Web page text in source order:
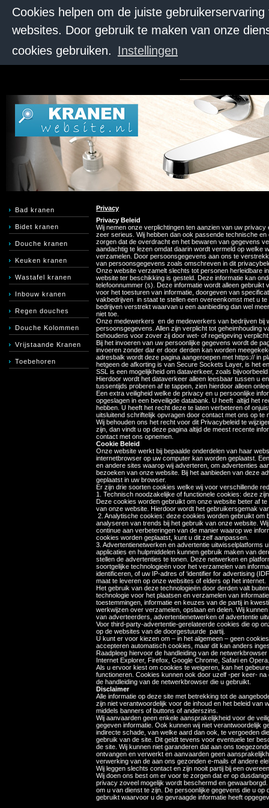
Cookies helpen om de juiste
websites. Door gebruik te maken van onze
cookies gebruiken. Instellingen
Bad kranen
Bidet kranen
Douche kranen
Keuken kranen
Wastafel kranen
Inbouw kranen
Regen douches
Douche Kolommen
Vrijstaande Kranen
Toebehoren
Privacy
Privacy Beleid
Wij nemen onze verplichtingen ten aanzien van uw
zeer serieus. Wij hebben dan ook passende technische
zorgen dat de overdracht en het bewaren van gegevens
aandachtig te lezen omdat daarin wordt vermeld op welke
verzamelen. Door persoonsgegevens aan ons te
van persoonsgegevens zoals omschreven in dit
Onze website verzamelt slechts tot personen herleidbare
website ter beschikking is gesteld. Deze informatie kan
telefoonnummer (s). Deze informatie wordt alleen gebruikt
voor het toesturen van informatie, doorgeven van
vakbedrijven in staat te stellen een overeenkomst met u
bedrijven verstrekt waarvan u een aanbieding dan wel
niet toe.
Onze medewerkers en de medewerkers van bedrijven bij
persoonsgegevens. Allen zijn verplicht tot geheimhouding
behoudens voor zover zij door wet- of regelgeving
Bij het invoeren van uw persoonlijke gegevens wordt de
invoeren zonder dar er door derden kan worden
adresbalk wordt deze pagina aangeroepen met https:// in
hetgeen de afkorting is van Secure Sockets Layer, is het
SSL is een mogelijkheid om dataverkeer, zoals
Hierdoor wordt het dataverkeer alleen leesbaar tussen u
tussentijds proberen af te tappen, zien hierdoor alleen
Een extra veiligheid welke de privacy en u persoonlijke
opgeslagen in een beveiligde databank. U heeft altijd het
hebben. U heeft het recht deze te laten verbeteren of
uitsluitend schriftelijk opvragen door contact met ons op te
Wij behouden ons het recht voor dit Privacybeleid te
zijn, dan vindt u op deze pagina altijd de meest recente
contact met ons opnemen.
Cookie Beleid
Onze website werkt bij bepaalde onderdelen van haar
internetbrowser op uw computer kan worden geplaatst.
en andere sites waarop wij adverteren, om advertenties
bezoeken van onze website. Bij het aanbieden van deze
geplaatst in uw browser.
Er zijn drie soorten cookies welke wij voor verschillende
1. Technisch noodzakelijke of functionele cookies: deze
Deze cookies worden gebruikt om onze website beter af
van onze website. Hierdoor wordt het gebruikersgemak
2. Analytische cookies: deze cookies worden gebruikt
analyseren van trends bij het gebruik van onze website.
continue aan verbeteringen van de manier waarop we
cookies worden geplaatst, kunt u dit zelf aanpassen.
3. Advertentienetwerken en advertentie uitwisselplatforms
applicaties en hulpmiddelen kunnen gebruik maken van
stellen de advertenties te tonen. Deze netwerken en
soortgelijke technologieën voor het verzamelen van
identificeren, of uw IP-adres of ‘identifier for advertising
maat te leveren op onze websites of elders op het internet.
Het gebruik van deze technologieën door derden valt
technologie voor het plaatsen en verzamelen van
toestemmingen, informatie en keuzes van de partij in
werkwijzen over verzamelen, opslaan en delen. Wij
van adverteerders, advertentienetwerken of advertentie
Voor third-party-advertentie-gerelateerde cookies die op
op de websites van de doorgestuurde partij.
U kunt er voor kiezen om – in het algemeen – geen
accepteren automatisch cookies, maar dit kan anders
Raadpleeg hiervoor de handleiding van de
Internet Explorer, Firefox, Google Chrome, Safari en Opera.
Als u ervoor kiest om cookies te weigeren, kan het
functioneren. Cookies kunnen ook door uzelf -per keer-
de handleiding van de netwerkbrowser die u gebruikt.
Disclaimer
Alle informatie op deze site met betrekking tot de
zijn niet verantwoordelijk voor de inhoud en het beleid
middels banners of buttons of anderszins.
Wij aanvaarden geen enkele aansprakelijkheid voor de
gegeven informatie. Ook kunnen wij niet verantwoordelijk
indirecte schade, van welke aard dan ook, te vergoeden
gebruik van de site. Dit geldt tevens voor eventuele ter
de site. Wij kunnen niet garanderen dat aan ons
ontvangen en verwerkt en aanvaarden geen
verwerking van de aan ons gezonden e-mails of andere
Wij leggen slechts contact en zijn nooit partij bij een
Wij doen ons best om er voor te zorgen dat er op
privacy zoveel mogelijk wordt beschermd en
om u van dienst te zijn. De persoonlijke gegevens die u
gebruikt waarvoor u de gevraagde informatie heeft